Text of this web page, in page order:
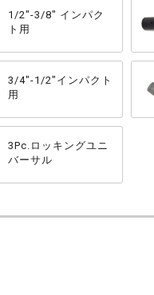
1/2"-3/8" インパク
ト用
3/4"-1/2"インパクト
用
3Pc.ロッキングユニ
バーサル